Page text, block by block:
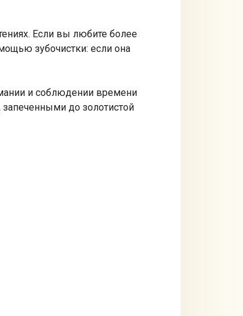
Если вы любите более
зубочистки: если она
и соблюдении времени
до золотистой